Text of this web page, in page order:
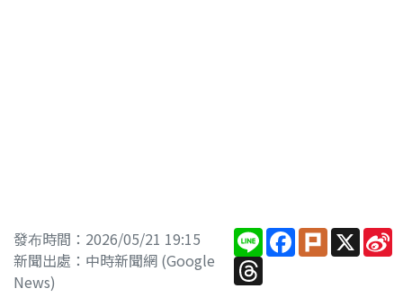
發布時間：2026/05/21 19:15
新聞出處：中時新聞網 (Google
News)
LineFacebook
PlurkX
Threads